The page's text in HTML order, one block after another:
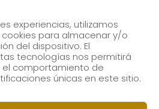
experiencias, utilizamos
para almacenar y/o
del dispositivo. El
tecnologías nos permitirá
comportamiento de
únicas en este sitio.
to receive our news by